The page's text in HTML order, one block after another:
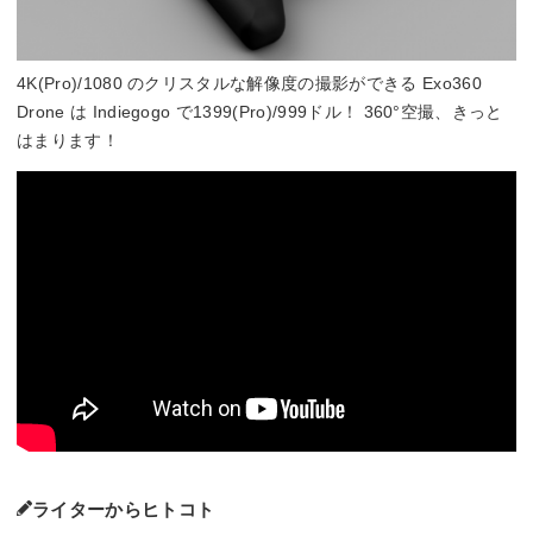
4K(Pro)/1080 のクリスタルな解像度の撮影ができる Exo360
Drone は Indiegogo で1399(Pro)/999ドル！ 360°空撮、きっと
はまります！
ライターからヒトコト